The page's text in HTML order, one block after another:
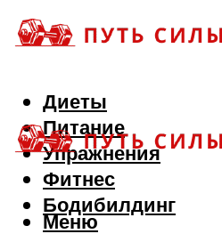
Диеты
Питание
Упражнения
Фитнес
Бодибилдинг
Меню